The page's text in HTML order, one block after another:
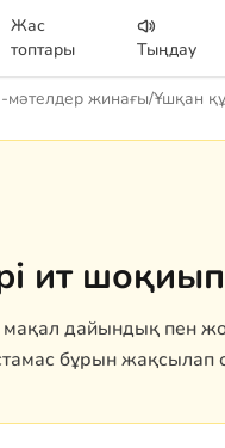
Жас
топтары
Тыңдау
мәтелдер жинағы/Ұшқан
ит
мақал дайындық пен
бұрын жақсылап